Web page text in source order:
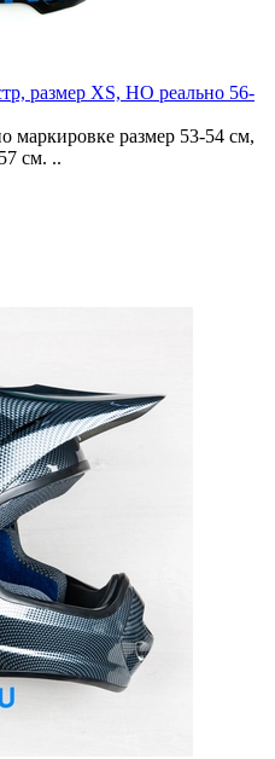
размер XS, НО реально 56-
размер 53-54 см,
см. ..